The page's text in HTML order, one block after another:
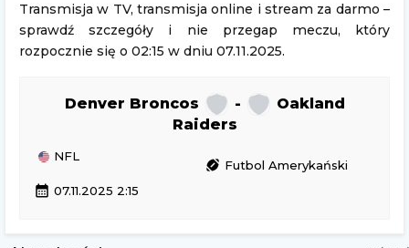
Transmisja w TV, transmisja online i stream za darmo –
sprawdź szczegóły i nie przegap meczu, który
rozpocznie się o 02:15 w dniu 07.11.2025.
Denver Broncos -
Oakland
Raiders
NFL
sports_football Futbol Amerykański
calendar_month 07.11.2025 2:15